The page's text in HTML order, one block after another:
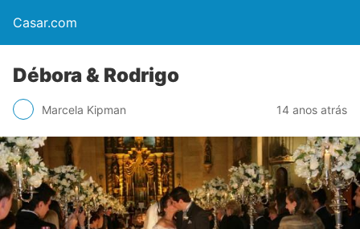
Casar.com
Débora & Rodrigo
Marcela Kipman 14 anos atrás